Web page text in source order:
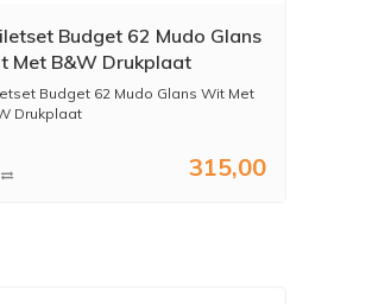
Budget 62 Mudo Glans
Met B&W Drukplaat
Budget 62 Mudo Glans Wit Met
Drukplaat
315,00